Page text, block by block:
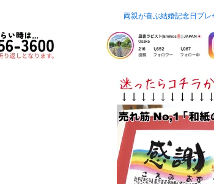
両親が喜ぶ結婚記念日プ